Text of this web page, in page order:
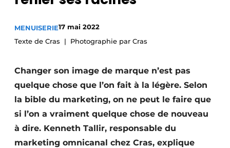
Privacy / Cookie statement
S’inscrire à l’événement
S’inscrire
Termes et conditions
Video’s
MENUISERIE17 mai 2022
Texte de Cras
Photographie par Cras
Changer son image de marque n’est pas
quelque chose que l’on fait à la légère. Selon
la bible du marketing, on ne peut le faire que
si l’on a vraiment quelque chose de nouveau
à dire. Kenneth Tallir, responsable du
marketing omnicanal chez Cras, explique